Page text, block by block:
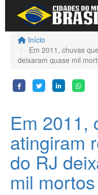
Início
Em 2011, chuvas
deixaram quase mil
Em 2011,
atingiram
do RJ
mil mortos